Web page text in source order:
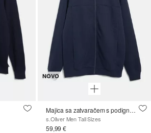
NOVO
Majica sa zatvaračem s podignutim ovratnikom i ušivenim džepovima
s.Oliver Men Tall Sizes
59,99 €